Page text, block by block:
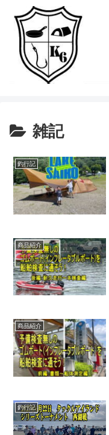
雑記
釣行記
商品紹介
商品紹介
釣行記